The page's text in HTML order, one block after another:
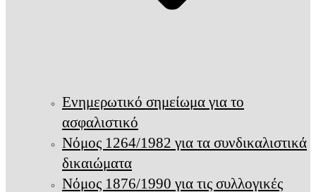
Ενημερωτικό σημείωμα για το
ασφαλιστικό
Νόμος 1264/1982 για τα συνδικαλιστικά
δικαιώματα
Νόμος 1876/1990 για τις συλλογικές